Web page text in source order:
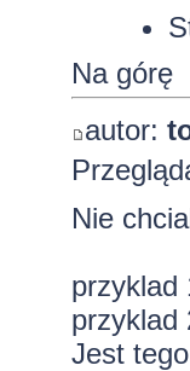
Na górę
autor:
Nie
przyklad
przyklad
Jest